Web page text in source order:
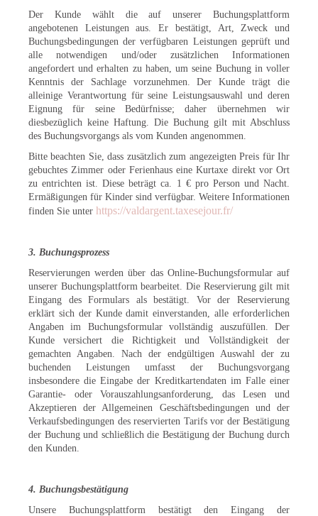
Der Kunde wählt die auf unserer Buchungsplattform
angebotenen Leistungen aus. Er bestätigt, Art, Zweck und
Buchungsbedingungen der verfügbaren Leistungen geprüft und
alle notwendigen und/oder zusätzlichen Informationen
angefordert und erhalten zu haben, um seine Buchung in voller
Kenntnis der Sachlage vorzunehmen. Der Kunde trägt die
alleinige Verantwortung für seine Leistungsauswahl und deren
Eignung für seine Bedürfnisse; daher übernehmen wir
diesbezüglich keine Haftung. Die Buchung gilt mit Abschluss
des Buchungsvorgangs als vom Kunden angenommen.
Bitte beachten Sie, dass zusätzlich zum angezeigten Preis für Ihr
gebuchtes Zimmer oder Ferienhaus eine Kurtaxe direkt vor Ort
zu entrichten ist. Diese beträgt ca. 1 € pro Person und Nacht.
Ermäßigungen für Kinder sind verfügbar. Weitere Informationen
finden Sie unter https://valdargent.taxesejour.fr/
3. Buchungsprozess
Reservierungen werden über das Online-Buchungsformular auf
unserer Buchungsplattform bearbeitet. Die Reservierung gilt mit
Eingang des Formulars als bestätigt. Vor der Reservierung
erklärt sich der Kunde damit einverstanden, alle erforderlichen
Angaben im Buchungsformular vollständig auszufüllen. Der
Kunde versichert die Richtigkeit und Vollständigkeit der
gemachten Angaben. Nach der endgültigen Auswahl der zu
buchenden Leistungen umfasst der Buchungsvorgang
insbesondere die Eingabe der Kreditkartendaten im Falle einer
Garantie- oder Vorauszahlungsanforderung, das Lesen und
Akzeptieren der Allgemeinen Geschäftsbedingungen und der
Verkaufsbedingungen des reservierten Tarifs vor der Bestätigung
der Buchung und schließlich die Bestätigung der Buchung durch
den Kunden.
4. Buchungsbestätigung
Unsere Buchungsplattform bestätigt den Eingang der